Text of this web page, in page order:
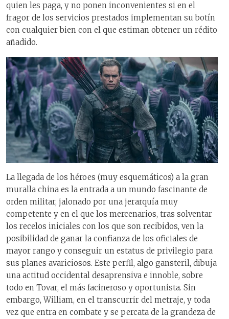
quien les paga, y no ponen inconvenientes si en el
fragor de los servicios prestados implementan su botín
con cualquier bien con el que estiman obtener un rédito
añadido.
La llegada de los héroes (muy esquemáticos) a la gran
muralla china es la entrada a un mundo fascinante de
orden militar, jalonado por una jerarquía muy
competente y en el que los mercenarios, tras solventar
los recelos iniciales con los que son recibidos, ven la
posibilidad de ganar la confianza de los oficiales de
mayor rango y conseguir un estatus de privilegio para
sus planes avariciosos. Este perfil, algo gansteril, dibuja
una actitud occidental desaprensiva e innoble, sobre
todo en Tovar, el más facineroso y oportunista. Sin
embargo, William, en el transcurrir del metraje, y toda
vez que entra en combate y se percata de la grandeza de